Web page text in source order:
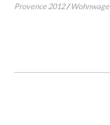
Provence 2012/